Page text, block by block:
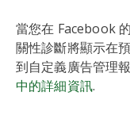
當您在 Facebook
關性診斷將顯示在
到自定義廣告管理
中的詳細資訊.